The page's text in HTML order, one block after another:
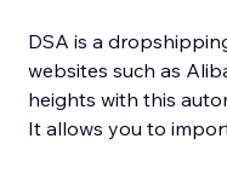
DSA is a
websites such as
heights with this
It allows you to